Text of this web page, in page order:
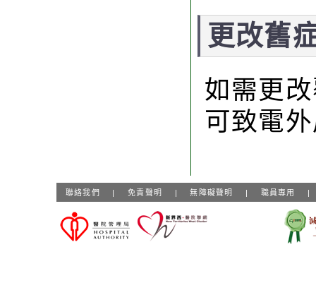
更改舊
如需更
可致電
聯絡我們 | 免責聲明 | 無障礙聲明 | 職員專用